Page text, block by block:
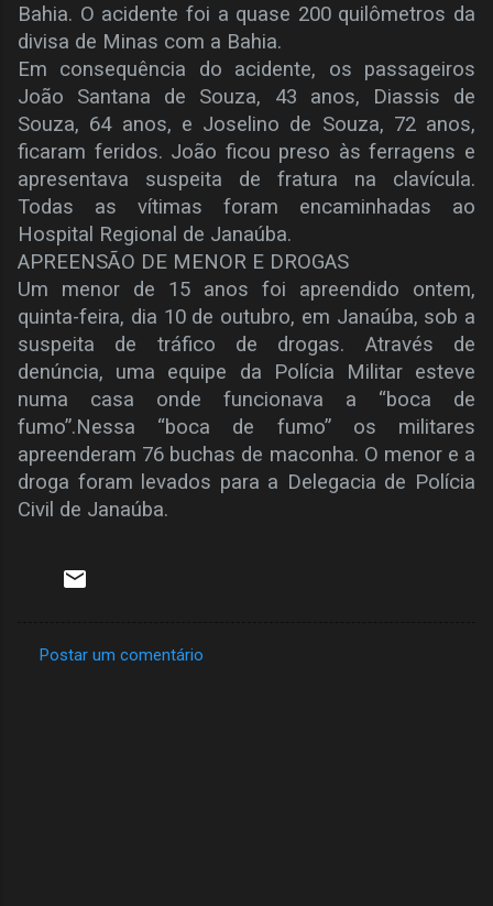
Bahia. O acidente foi a quase 200 quilômetros da
divisa de Minas com a Bahia.
Em consequência do acidente, os passageiros
João Santana de Souza, 43 anos, Diassis de
Souza, 64 anos, e Joselino de Souza, 72 anos,
ficaram feridos. João ficou preso às ferragens e
apresentava suspeita de fratura na clavícula.
Todas as vítimas foram encaminhadas ao
Hospital Regional de Janaúba.
APREENSÃO DE MENOR E DROGAS
Um menor de 15 anos foi apreendido ontem,
quinta-feira, dia 10 de outubro, em Janaúba, sob a
suspeita de tráfico de drogas. Através de
denúncia, uma equipe da Polícia Militar esteve
numa casa onde funcionava a “boca de
fumo”.Nessa “boca de fumo” os militares
apreenderam 76 buchas de maconha. O menor e a
droga foram levados para a Delegacia de Polícia
Civil de Janaúba.
Postar um comentário